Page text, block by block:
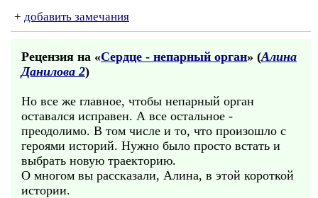
+ добавить замечания
Рецензия на «Сердце - непарный орган» (Алина
Данилова 2)
Но все же главное, чтобы непарный орган
оставался исправен. А все остальное -
преодолимо. В том числе и то, что произошло с
героями историй. Нужно было просто встать и
выбрать новую траекторию.
О многом вы рассказали, Алина, в этой короткой
истории.